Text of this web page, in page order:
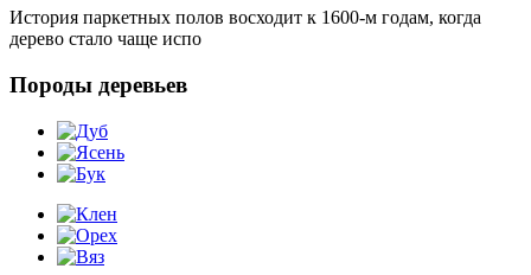
История паркетных полов восходит к 1600-м годам, когда
дерево стало чаще испо
Породы деревьев